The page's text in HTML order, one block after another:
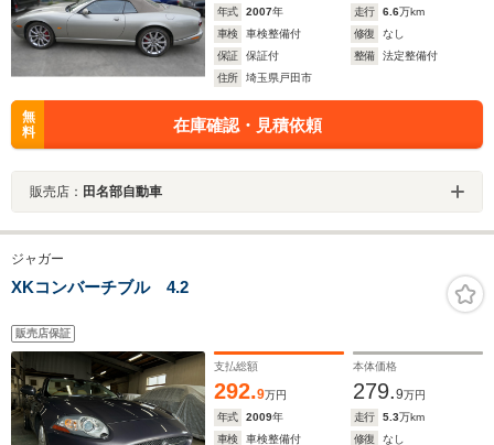
年式
2007年 走行 6.6万km
車検
車検整備付 修復
なし
保証
保証付 整備
法定整備付
住所
埼玉県戸田市
無
料
在庫確認・見積依頼
販売店： 田名部自動車
ジャガー
XKコンバーチブル 4.2
販売店保証
支払総額
292.9万円
本体価格
279.9万円
年式
2009年 走行 5.3万km
車検
車検整備付 修復
なし